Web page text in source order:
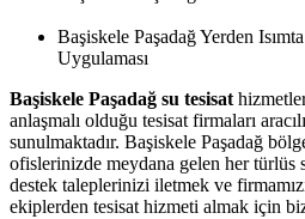
Başiskele Paşadağ Yerden
Uygulaması
Başiskele Paşadağ su tesisat
anlaşmalı olduğu tesisat firmaları
sunulmaktadır. Başiskele Paşadağ
ofislerinizde meydana gelen her türlüs
destek taleplerinizi iletmek ve
ekiplerden tesisat hizmeti almak için